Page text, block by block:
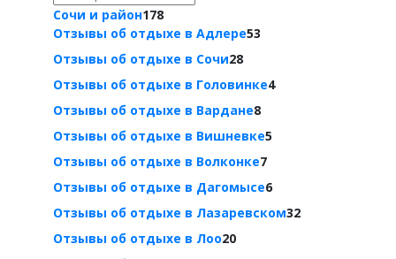
Сочи и район178
Отзывы об отдыхе в Адлере53
Отзывы об отдыхе в Сочи28
Отзывы об отдыхе в Головинке4
Отзывы об отдыхе в Вардане8
Отзывы об отдыхе в Вишневке5
Отзывы об отдыхе в Волконке7
Отзывы об отдыхе в Дагомысе6
Отзывы об отдыхе в Лазаревском32
Отзывы об отдыхе в Лоо20